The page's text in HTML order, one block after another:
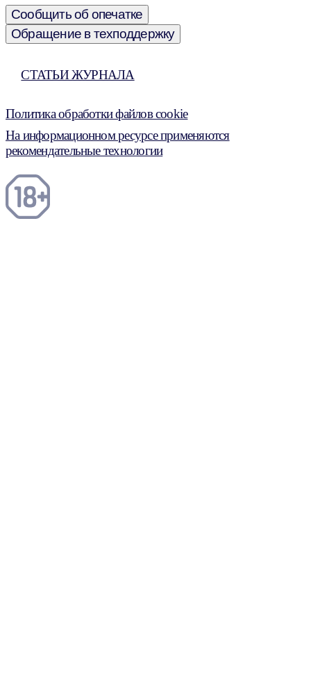
Сообщить об опечатке
Обращение в техподдержку
СТАТЬИ ЖУРНАЛА
Политика обработки файлов cookie
На информационном ресурсе применяются
рекомендательные технологии